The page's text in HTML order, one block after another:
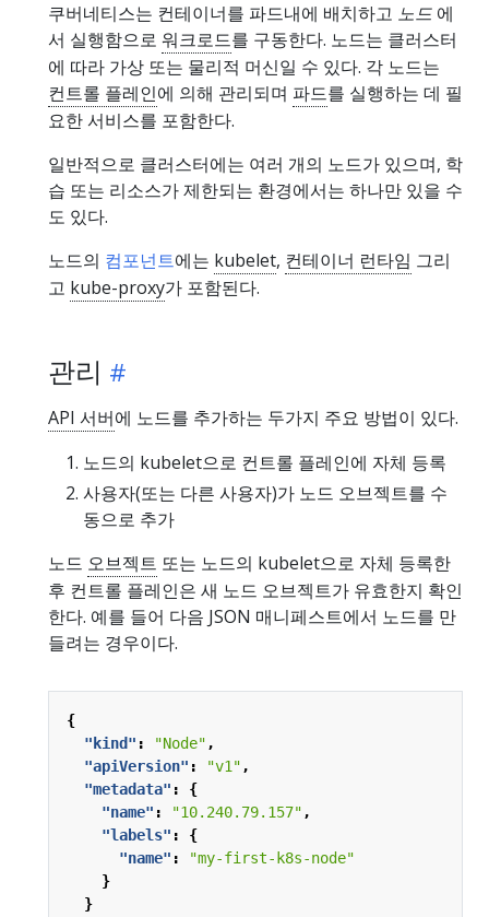
쿠버네티스는 컨테이너를 파드내에 배치하고 노드 에
서 실행함으로 워크로드를 구동한다. 노드는 클러스터
에 따라 가상 또는 물리적 머신일 수 있다. 각 노드는
컨트롤 플레인에 의해 관리되며 파드를 실행하는 데 필
요한 서비스를 포함한다.
일반적으로 클러스터에는 여러 개의 노드가 있으며, 학
습 또는 리소스가 제한되는 환경에서는 하나만 있을 수
도 있다.
노드의 컴포넌트에는 kubelet, 컨테이너 런타임 그리
고 kube-proxy가 포함된다.
관리
API 서버에 노드를 추가하는 두가지 주요 방법이 있다.
노드의 kubelet으로 컨트롤 플레인에 자체 등록
사용자(또는 다른 사용자)가 노드 오브젝트를 수
동으로 추가
노드 오브젝트 또는 노드의 kubelet으로 자체 등록한
후 컨트롤 플레인은 새 노드 오브젝트가 유효한지 확인
한다. 예를 들어 다음 JSON 매니페스트에서 노드를 만
들려는 경우이다.
{
"kind" : "Node" ,
"apiVersion" : "v1" ,
"metadata" :
{
"name" : "10.240.79.157" ,
"labels" :
{
"name" :
"my-first-k8s-node"
}
}